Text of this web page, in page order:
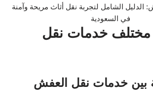
مختلف خدمات نقل
بين خدمات نقل العفش